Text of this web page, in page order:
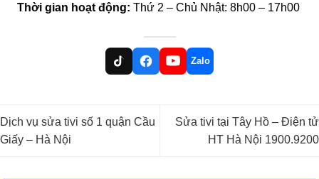
Thời gian hoạt động: Thứ 2 – Chủ Nhật: 8h00 – 17h00
Zalo
Dịch vụ sửa tivi số 1 quận Cầu
Giấy – Hà Nội
Sửa tivi tại Tây Hồ – Điện tử
HT Hà Nội 1900.9200